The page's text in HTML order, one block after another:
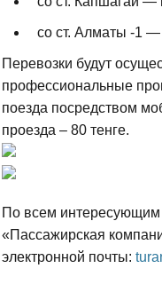
со ст. Алматы -1 —
Перевозки будут
профессиональные
поезда посредством
проезда – 80 тенге.
По всем
«Пассажирская
электронной почты: